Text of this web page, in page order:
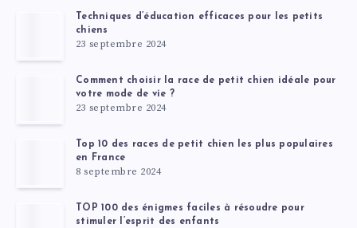
Techniques d’éducation efficaces pour les petits
chiens
23 septembre 2024
Comment choisir la race de petit chien idéale pour
votre mode de vie ?
23 septembre 2024
Top 10 des races de petit chien les plus populaires
en France
8 septembre 2024
TOP 100 des énigmes faciles à résoudre pour
stimuler l’esprit des enfants